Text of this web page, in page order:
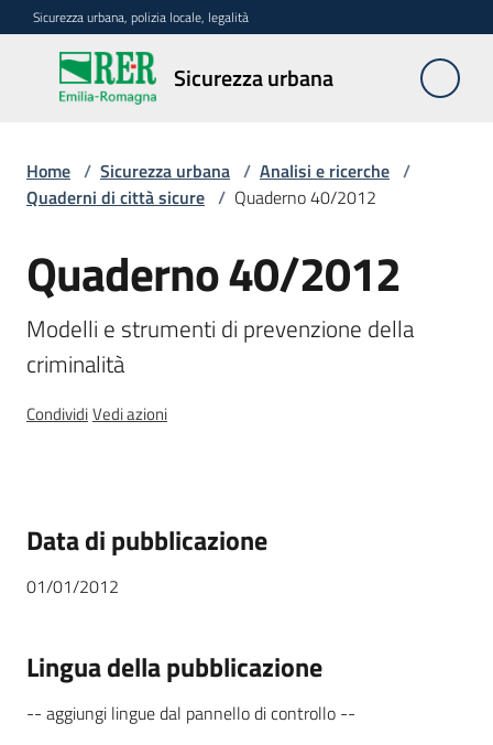
Vai al contenuto
Vai alla navigazione
Vai al footer
Sicurezza urbana, polizia locale, legalità
Sicurezza urbana
Sicurezza
urbana
Politiche
e
strumenti
Analisi
Home / Sicurezza urbana / Analisi e ricerche /
Quaderni di città sicure / Quaderno 40/2012
Salta al contenuto
Quaderno 40/2012
Modelli e strumenti di prevenzione della
criminalità
CondividiVedi azioni
Data di pubblicazione
01/01/2012
Lingua della pubblicazione
-- aggiungi lingue dal pannello di controllo --